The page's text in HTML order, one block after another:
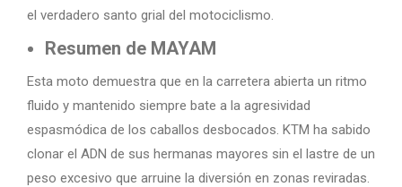
el verdadero santo grial del motociclismo.
Resumen de MAYAM
Esta moto demuestra que en la carretera abierta un ritmo
fluido y mantenido siempre bate a la agresividad
espasmódica de los caballos desbocados. KTM ha sabido
clonar el ADN de sus hermanas mayores sin el lastre de un
peso excesivo que arruine la diversión en zonas reviradas.